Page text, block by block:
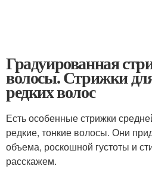
Градуированная
волосы. Стрижки
редких волос
Есть особенные стрижки
редкие, тонкие волосы. Они
объема, роскошной густоты и
расскажем.